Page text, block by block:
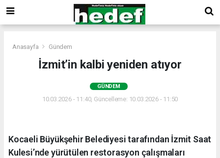
Anasayfa Gündem
İzmit’in kalbi yeniden atıyor
GÜNDEM
10.03.2026 - 11:40, Güncelleme: 10.03.2026 - 11:50
Kocaeli Büyükşehir Belediyesi tarafından İzmit Saat
Kulesi’nde yürütülen restorasyon çalışmaları